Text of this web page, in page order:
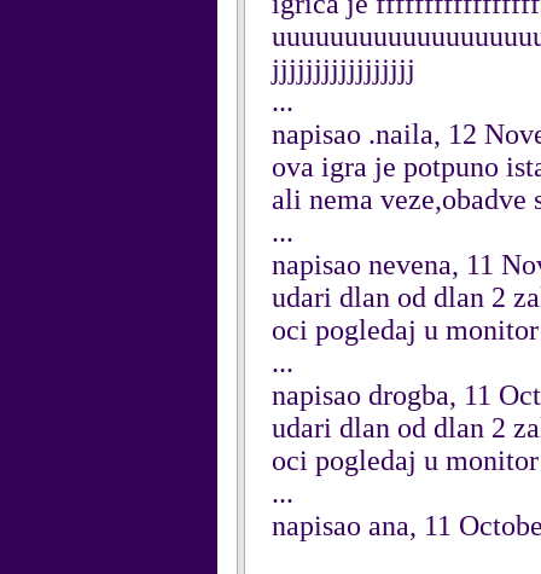
jjjjjjjjjjjjjjjjj
...
napisao .naila, 12
ova igra je potpuno
ali nema veze,obadve
...
napisao nevena, 11
udari dlan od dlan 2
oci pogledaj u monitor
...
napisao drogba, 11
udari dlan od dlan 2
oci pogledaj u monitor
...
napisao ana, 11